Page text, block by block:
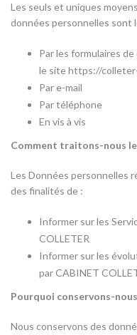
Les seuls et uniques
données personnelles sont
Par les formulaires
le site https://
Par e-mail
Par téléphone
En vis à vis
Comment traitons-nous
Les Données personnelles
des finalités de :
Informer sur les
COLLETER
Informer sur les
par CABINET
Pourquoi conservons-
Nous conservons des